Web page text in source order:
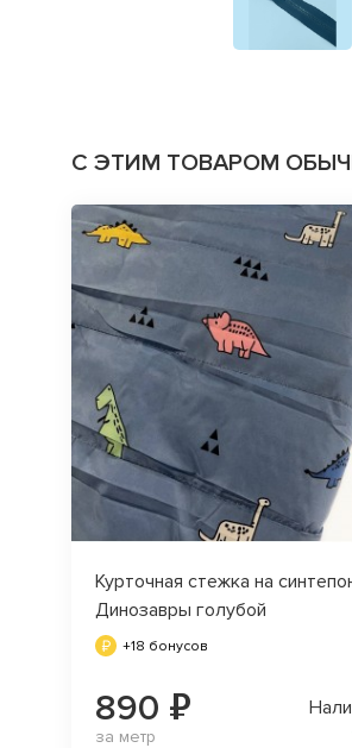
С ЭТИМ ТОВАРОМ
Курточная стежка на
Динозавры голубой
+18 бонусов
890 ₽
за метр